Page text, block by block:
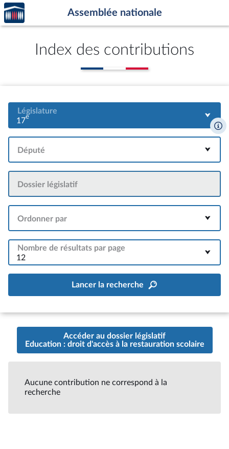
Aller au contenu
Aller en bas de la page
Accèder
à la
page
Assemblée nationale
Index des contributions
Législature
17e
Député
Dossier législatif
Ordonner par
Nombre de résultats par page
12
Lancer la recherche
Accéder au dossier législatif
Education : droit d'accès à la restauration scolaire
Aucune contribution ne correspond à la
recherche